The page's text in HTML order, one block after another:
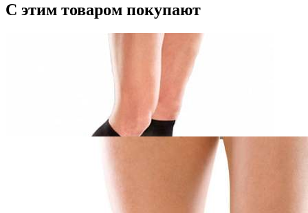
С этим товаром покупают